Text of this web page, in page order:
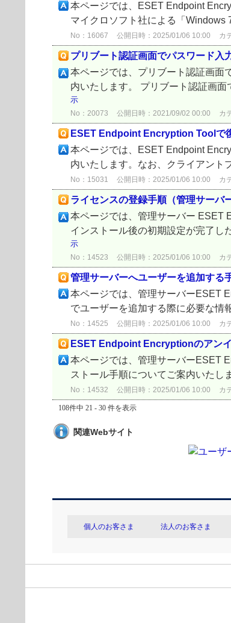
本ページでは、ESET Endpoint
マイクロソフト社による「Windows
No：16067 公開日時：2025/01/06 10:00 カ
プリブート認証画面でパスワード
本ページでは、プリブート認証画面
内いたします。 プリブート認証画
示
No：20073 公開日時：2021/09/02 00:00 カ
ESET Endpoint Encryption Toolで
本ページでは、ESET Endpoint
内いたします。なお、クライアント
No：15031 公開日時：2025/01/06 10:00 カ
ライセンスの登録手順（管理サーバ
本ページでは、管理サーバー ESET
インストール後の初期設定が完了し
示
No：14523 公開日時：2025/01/06 10:00 カ
管理サーバーへユーザーを追加する
本ページでは、管理サーバーESET
でユーザーを追加する際に必要な情
No：14525 公開日時：2025/01/06 10:00 カ
ESET Endpoint Encryptionのアンイ
本ページでは、管理サーバーESET
ストール手順についてご案内いたし
No：14532 公開日時：2025/01/06 10:00 カ
108件中 21 - 30 件を表示
関連Webサイト
個人のお客さま 法人のお客さま